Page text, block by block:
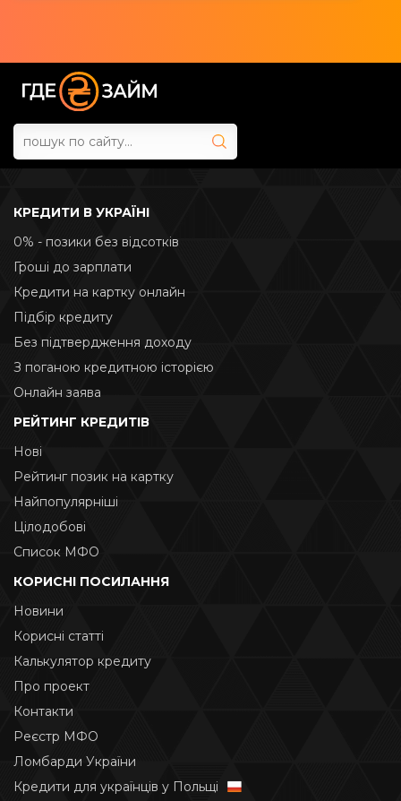
КРЕДИТИ В УКРАЇНІ
0% - позики без відсотків
Гроші до зарплати
Кредити на картку онлайн
Підбір кредиту
Без підтвердження доходу
З поганою кредитною історією
Онлайн заява
РЕЙТИНГ КРЕДИТІВ
Нові
Рейтинг позик на картку
Найпопулярніші
Цілодобові
Список МФО
КОРИСНІ ПОСИЛАННЯ
Новини
Корисні статті
Калькулятор кредиту
Про проект
Контакти
Реєстр МФО
Ломбарди України
Кредити для українців у Польщі